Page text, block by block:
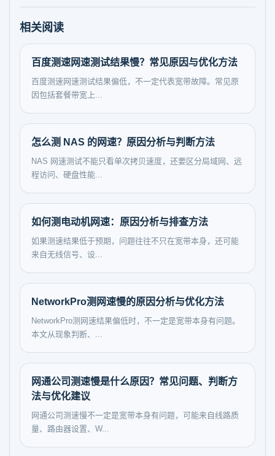
相关阅读
百度测速网速测试结果慢？常见原因与优化方法
百度测速网速测试结果偏低，不一定代表宽带故障。常见原
因包括套餐带宽上...
怎么测 NAS 的网速？原因分析与判断方法
NAS 网速测试不能只看单次拷贝速度，还要区分局域网、远
程访问、硬盘性能...
如何测电动机网速：原因分析与排查方法
如果测速结果低于预期，问题往往不只在宽带本身，还可能
来自无线信号、设...
NetworkPro测网速慢的原因分析与优化方法
NetworkPro测网速结果偏低时，不一定是宽带本身有问题。
本文从现象判断、...
网通公司测速慢是什么原因？常见问题、判断方
法与优化建议
网通公司测速慢不一定是宽带本身有问题，可能来自线路质
量、路由器设置、W...